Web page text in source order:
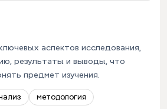
аспектов исследования,
результаты и выводы, что
предмет изучения.
методология